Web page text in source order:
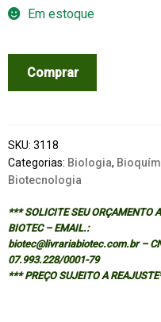
Em estoque
STRUCTURE
BIOMOLECULES
quantidade
Comprar
SKU: 3118
Categorias: Biologia,
Biotecnologia
*** SOLICITE SEU ORÇAMENTO
BIOTEC – EMAIL.:
biotec@livrariabiotec.com.br –
07.993.228/0001-79
*** PREÇO SUJEITO A